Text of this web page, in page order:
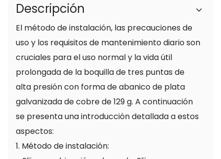
Descripción
El método de instalación, las precauciones de
uso y los requisitos de mantenimiento diario son
cruciales para el uso normal y la vida útil
prolongada de la boquilla de tres puntas de
alta presión con forma de abanico de plata
galvanizada de cobre de 129 g. A continuación
se presenta una introducción detallada a estos
aspectos:
1. Método de instalación: